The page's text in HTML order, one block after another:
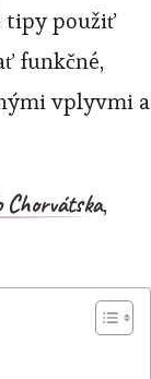
tipy použiť
funkčné,
vplyvmi a
Chorvátska,